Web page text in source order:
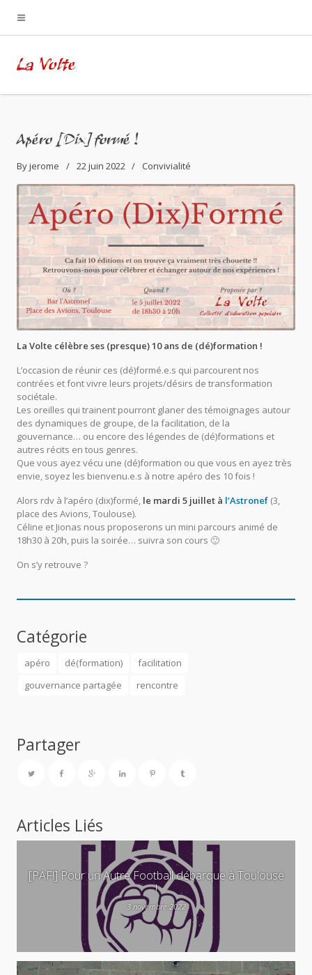
La Volte
Apéro [Dix]formé !
Byjerome 22 juin 2022 Convivialité
La Volte célèbre ses (presque) 10 ans de (dé)formation !
L’occasion de réunir ces (dé)formé.e.s qui parcourent nos
contrées et font vivre leurs projets/désirs de transformation
sociétale.
Les oreilles qui trainent pourront glaner des témoignages autour
des dynamiques de groupe, de la facilitation, de la
gouvernance… ou encore des légendes de (dé)formations et
autres récits en tous genres.
Que vous ayez vécu une (dé)formation ou que vous en ayez très
envie, soyez les bienvenu.e.s à notre apéro des 10 fois !
Alors rdv à l’apéro (dix)formé, le mardi 5 juillet à l’Astronef (3,
place des Avions, Toulouse).
Céline et Jionas nous proposerons un mini parcours animé de
18h30 à 20h, puis la soirée… suivra son cours 🙂
On s’y retrouve ?
Catégorie
apéro dé(formation)
facilitation
gouvernance partagée
rencontre
Partager
Articles Liés
[PAF!] Pour un Autre Football débarque à Toulouse
!
3 novembre 2022